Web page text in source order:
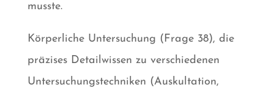
musste.
Körperliche Untersuchung (Frage 38), die
präzises Detailwissen zu verschiedenen
Untersuchungstechniken (Auskultation,